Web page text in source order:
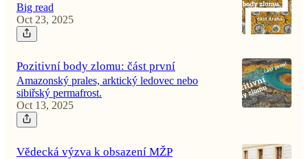
Big read
Oct 23, 2025
Pozitivní body zlomu: část první
Amazonský prales, arktický ledovec nebo
sibiřský permafrost.
Oct 13, 2025
Vědecká výzva k obsazení MŽP